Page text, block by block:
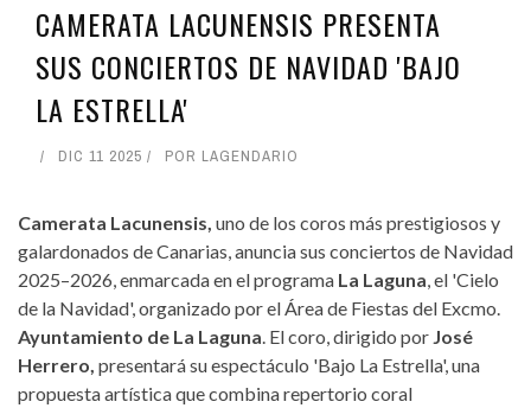
CAMERATA LACUNENSIS PRESENTA
SUS CONCIERTOS DE NAVIDAD 'BAJO
LA ESTRELLA'
DIC 11 2025 POR LAGENDARIO
Camerata Lacunensis, uno de los coros más prestigiosos y
galardonados de Canarias, anuncia sus conciertos de Navidad
2025–2026, enmarcada en el programa La Laguna , el 'Cielo
de la Navidad', organizado por el Área de Fiestas del Excmo.
Ayuntamiento de La Laguna . El coro, dirigido por José
Herrero, presentará su espectáculo 'Bajo La Estrella', una
propuesta artística que combina repertorio coral